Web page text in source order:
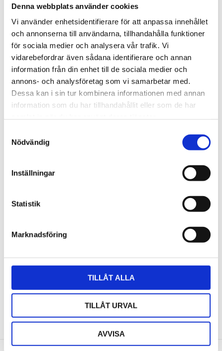
Denna webbplats använder cookies
Vi använder enhetsidentifierare för att anpassa innehållet
och annonserna till användarna, tillhandahålla funktioner
för sociala medier och analysera vår trafik. Vi
vidarebefordrar även sådana identifierare och annan
information från din enhet till de sociala medier och
annons- och analysföretag som vi samarbetar med.
Dessa kan i sin tur kombinera informationen med annan
information som du har tillhandahållit eller som de har
Nödvändig
Inställningar
Statistik
Marknadsföring
TILLÅT ALLA
TILLÅT URVAL
AVVISA
lösning för stora kontor och institutioner.
Mer om produkten:EnGenius Cloud ECS1552 48-Port
Gigabit Switch
STÄLL EN FRÅGA OM PRODUKTEN
Viktigaste egenskaper
Kort teknisk
Omdömen
Bli den första att lämna ett omdöme.
NYHETSBREV
Anmäl dig till vårt nyhetsbrev och ta del av de
senaste nyheterna!